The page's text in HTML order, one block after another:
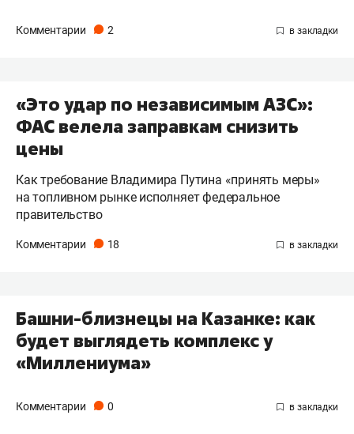
Комментарии 2
«Это удар по независимым АЗС»:
ФАС велела заправкам снизить
цены
Как требование Владимира Путина «принять меры»
на топливном рынке исполняет федеральное
правительство
Комментарии 18
Башни-близнецы на Казанке: как
будет выглядеть комплекс у
«Миллениума»
Комментарии 0